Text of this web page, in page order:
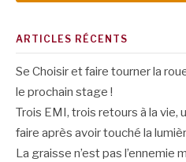
ARTICLES RÉCENTS
Se Choisir et faire tourner la
le prochain stage !
Trois EMI, trois retours à la vie,
faire après avoir touché la
La graisse n’est pas l’ennemie